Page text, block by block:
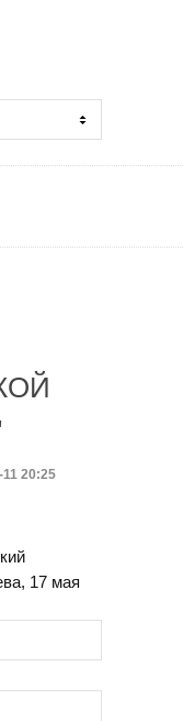
20:25
17 мая